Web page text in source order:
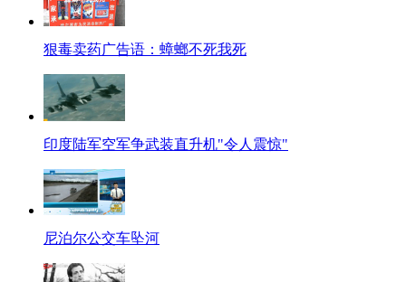
狠毒卖药广告语：蟑螂不死我死
印度陆军空军争武装直升机"令人震惊"
尼泊尔公交车坠河